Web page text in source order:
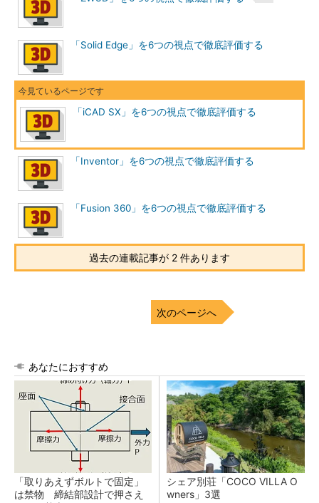
「Solid Edge」を6つの視点で徹底評価する
「iCAD SX」を6つの視点で徹底評価する
「Inventor」を6つの視点で徹底評価する
「Fusion 360」を6つの視点で徹底評価する
過去の連載記事が 2 件あります
次のページへ
あなたにおすすめ
「取りあえずボルトで固定」
は禁物 締結部設計で押さえ
シェア別荘「COCO VILLA O
wners」3選